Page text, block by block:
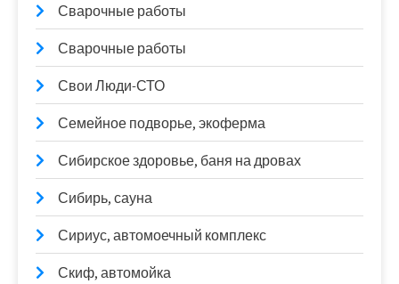
Сварочные работы
Сварочные работы
Свои Люди-СТО
Семейное подворье, экоферма
Сибирское здоровье, баня на дровах
Сибирь, сауна
Сириус, автомоечный комплекс
Скиф, автомойка